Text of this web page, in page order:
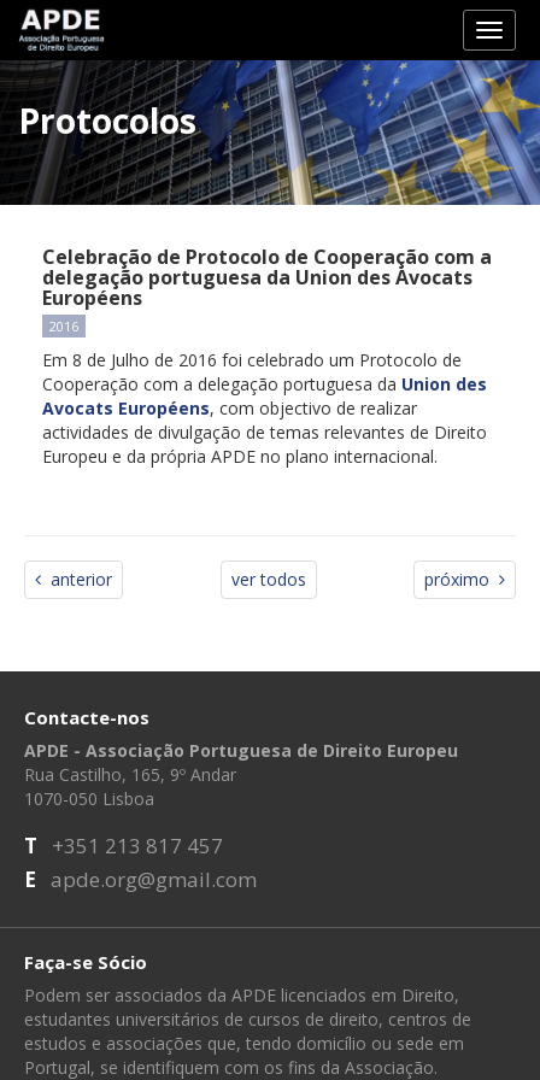
Protocolos
Celebração de Protocolo de Cooperação com a
delegação portuguesa da Union des Avocats
Européens
2016
Em 8 de Julho de 2016 foi celebrado um Protocolo de
Cooperação com a delegação portuguesa da Union des
Avocats Européens, com objectivo de realizar
actividades de divulgação de temas relevantes de Direito
Europeu e da própria APDE no plano internacional.
anterior ver todos próximo
Contacte-nos
APDE - Associação Portuguesa de Direito Europeu
Rua Castilho, 165, 9º Andar
1070-050 Lisboa
T +351 213 817 457
E apde.org@gmail.com
Faça-se Sócio
Podem ser associados da APDE licenciados em Direito,
estudantes universitários de cursos de direito, centros de
estudos e associações que, tendo domicílio ou sede em
Portugal, se identifiquem com os fins da Associação.